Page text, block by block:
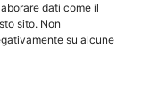
dati come il
sito. Non
su alcune